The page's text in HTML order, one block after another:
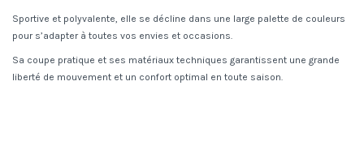
Sportive et polyvalente, elle se décline dans une large palette de couleurs
pour s’adapter à toutes vos envies et occasions.
Sa coupe pratique et ses matériaux techniques garantissent une grande
liberté de mouvement et un confort optimal en toute saison.